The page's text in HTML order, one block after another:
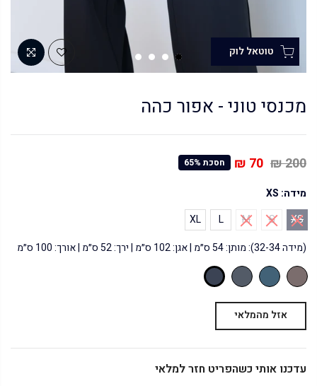
מכנסי טוני - אפור כהה
200 ₪
70 ₪ חסכת 65%
מידה: XS
XS
S
M
L
XL
(מידה 32-34): מותן: 54 ס״מ | אגן: 102 ס״מ | ירך: 52 ס״מ | אורך: 100 ס״מ
אזל מהמלאי
עדכנו אותי כשהפריט חזר למלאי